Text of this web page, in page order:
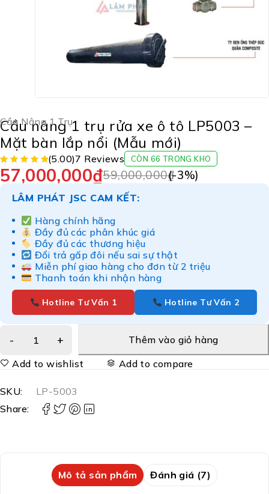
Cầu Nâng 1 Trụ
Cầu nâng 1 trụ rửa xe ô tô LP5003 –
Mặt bàn lắp nổi (Mẫu mới)
(5.00)7 Reviews CÒN 66 TRONG KHO
59,000,000₫
57,000,000₫ (-3%)
LÂM PHÁT JSC CAM KẾT:
Hàng chính hãng
Đầy đủ các phân khúc giá
Đầy đủ các thương hiệu
Đổi trả gấp đôi nếu sai sự thật
Miễn phí giao hàng cho đơn từ 2 triệu
Thanh toán khi nhận hàng
Hotline Tư Vấn 1 Hotline Tư Vấn 2
Thêm vào giỏ hàng
Add to wishlist
Add to compare
SKU:
LP-5003
Share:
Mô tả sản phẩm Đánh giá (7)